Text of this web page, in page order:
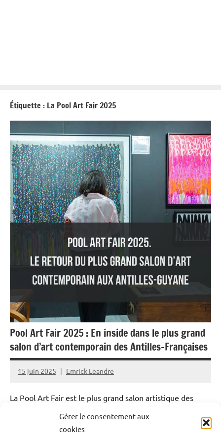
Gérer le consentement aux
cookies
Étiquette : La Pool Art Fair 2025
Pool Art Fair 2025 : En inside dans le plus grand
salon d’art contemporain des Antilles-Françaises
15 juin 2025 Emrick Leandre
La Pool Art Fair est le plus grand salon artistique des
Antilles-Françaises a fait son grand retour pour une 16e
édition. Comme chaque année depuis 2014, c’est au